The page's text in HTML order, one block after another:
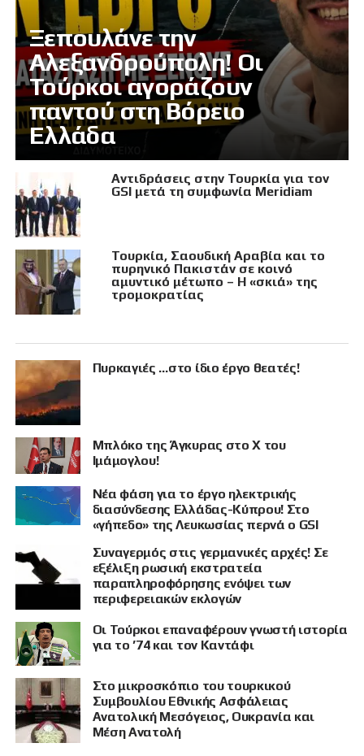
Ξεπουλάνε την
Αλεξανδρούπολη! Οι
Τούρκοι αγοράζουν
παντού στη Βόρειο
Ελλάδα
Αντιδράσεις στην Τουρκία για τον
GSI μετά τη συμφωνία Meridiam
Τουρκία, Σαουδική Αραβία και το
πυρηνικό Πακιστάν σε κοινό
αμυντικό μέτωπο – Η «σκιά» της
τρομοκρατίας
Πυρκαγιές …στο ίδιο έργο θεατές!
Μπλόκο της Άγκυρας στο X του
Ιμάμογλου!
Νέα φάση για το έργο ηλεκτρικής
διασύνδεσης Ελλάδας-Κύπρου! Στο
«γήπεδο» της Λευκωσίας περνά ο GSI
Συναγερμός στις γερμανικές αρχές! Σε
εξέλιξη ρωσική εκστρατεία
παραπληροφόρησης ενόψει των
περιφερειακών εκλογών
Οι Τούρκοι επαναφέρουν γνωστή ιστορία
για το ’74 και τον Καντάφι
Στο μικροσκόπιο του τουρκικού
Συμβουλίου Εθνικής Ασφάλειας
Ανατολική Μεσόγειος, Ουκρανία και
Μέση Ανατολή